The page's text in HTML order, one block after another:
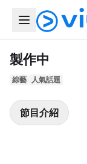
製作中
綜藝 人氣話題
節目介紹